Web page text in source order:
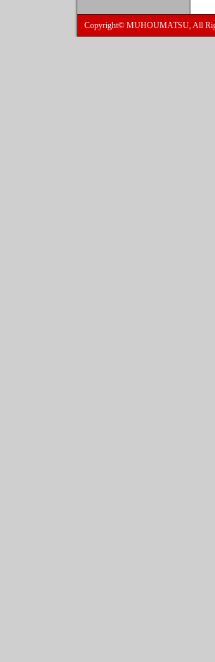
Copyright© MUHOUMATSU, All